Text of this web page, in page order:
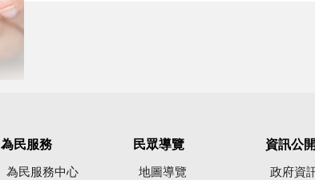
為民服務
為民服務中心
民眾導覽
地圖導覽
資訊公開
政府資